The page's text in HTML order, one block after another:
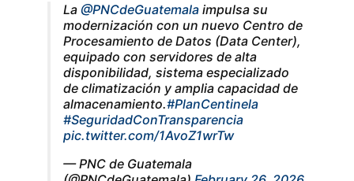
La @PNCdeGuatemala impulsa su
modernización con un nuevo Centro de
Procesamiento de Datos (Data Center),
equipado con servidores de alta
disponibilidad, sistema especializado
de climatización y amplia capacidad de
almacenamiento.#PlanCentinela
#SeguridadConTransparencia
pic.twitter.com/1AvoZ1wrTw
— PNC de Guatemala